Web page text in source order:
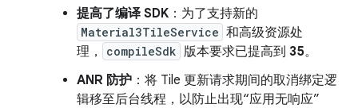
提高了编译 SDK ：为了支持新的
Material3TileService 和高级资源处
理，
compileSdk 版本要求已提高到 35。
ANR 防护 ：将 Tile 更新请求期间的取消绑定逻
辑移至后台线程，以防止出现“应用无响应”